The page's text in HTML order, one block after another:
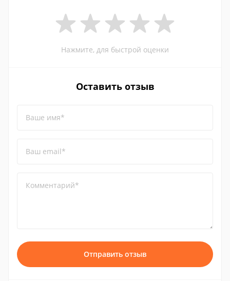
Нажмите, для быстрой оценки
Оставить отзыв
Ваше имя*
Ваш email*
Комментарий*
Отправить отзыв